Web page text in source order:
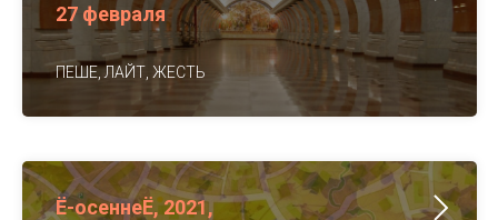
27 февраля
ПЕШЕ, ЛАЙТ, ЖЕСТЬ
Ё-осеннеЁ, 2021,